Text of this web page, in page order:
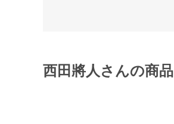
西田將人さんの商品